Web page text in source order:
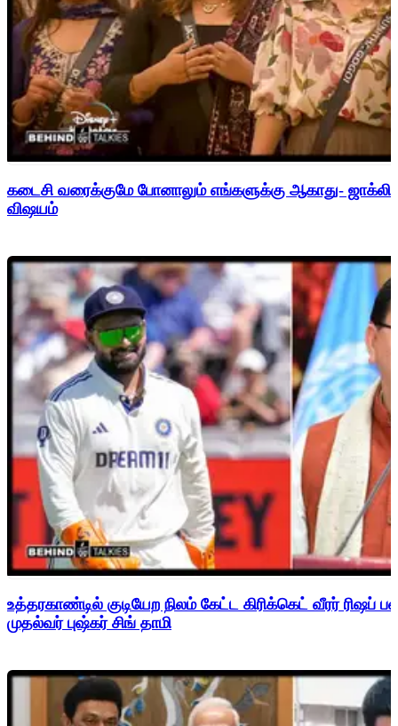
கடைசி வரைக்குமே போனாலும் எங்களுக்கு ஆகாது-
விஷயம்
உத்தரகாண்டில் குடியேற நிலம் கேட்ட கிரிக்கெட் வீரர்
முதல்வர் புஷ்கர் சிங் தாமி